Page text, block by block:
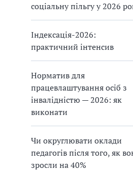
соціальну пільгу у 2026
Індексація-2026:
практичний інтенсив
Норматив для
працевлаштування осіб з
інвалідністю — 2026: як
виконати
Чи округлювати оклади
педагогів після того, як
зросли на 40%